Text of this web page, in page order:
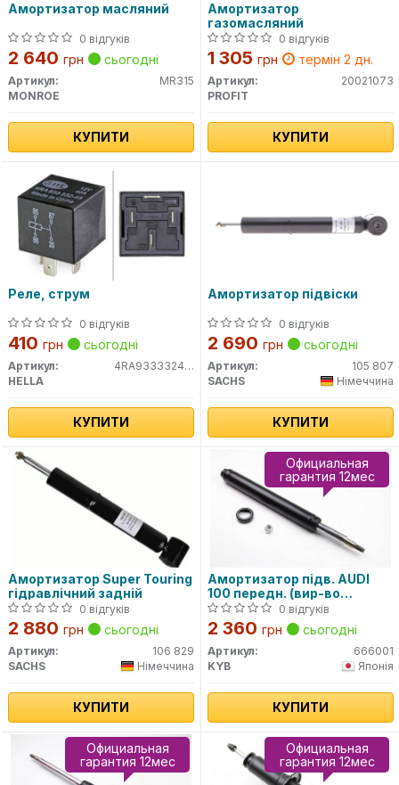
Амортизатор масляний
0 відгуків
2 640 грн сьогодні
Артикул:
MR315
MONROE
КУПИТИ
Амортизатор
газомасляний
0 відгуків
1 305 грн термін 2 дн.
Артикул:
20021073
PROFIT
КУПИТИ
Реле, струм
0 відгуків
410 грн сьогодні
Артикул:
4RA933332451
HELLA
КУПИТИ
Амортизатор підвіски
0 відгуків
2 690 грн сьогодні
Артикул:
105 807
SACHS
Німеччина
КУПИТИ
Амортизатор Super Touring
гідравлічний задній
0 відгуків
2 880 грн сьогодні
Артикул:
106 829
SACHS
Німеччина
КУПИТИ
Амортизатор підв. AUDI
100 передн. (вир-во
Kayaba)
0 відгуків
2 360 грн сьогодні
Артикул:
666001
KYB
Японія
КУПИТИ
Официальная
гарантия 12мес
Официальная
гарантия 12мес
Официальная
гарантия 12мес